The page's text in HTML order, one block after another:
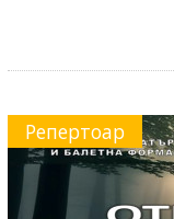
Репертоар